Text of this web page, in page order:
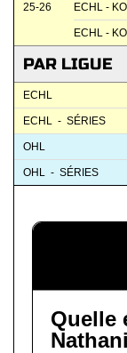
25-26 ECHL -
ECHL -
PAR LIGUE
ECHL
ECHL - SÉRIES
OHL
OHL - SÉRIES
Quelle